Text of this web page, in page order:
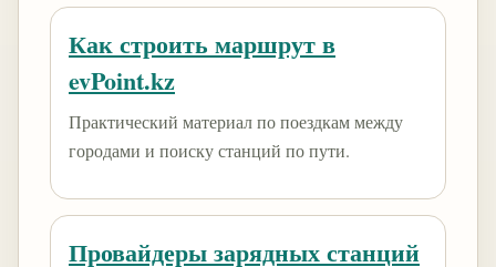
Как строить маршрут в
evPoint.kz
Практический материал по поездкам между
городами и поиску станций по пути.
Провайдеры зарядных станций